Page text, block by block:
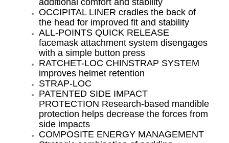
the head for improved fit and stability
ALL-POINTS QUICK RELEASE
facemask attachment system disengages
with a simple button press
RATCHET-LOC CHINSTRAP SYSTEM
improves helmet retention
STRAP-LOC
PATENTED SIDE IMPACT
PROTECTION Research-based mandible
protection helps decrease the forces from
side impacts
COMPOSITE ENERGY MANAGEMENT
Strategic combination of padding